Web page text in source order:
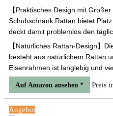
【Praktisches Design mit
Schuhschrank Rattan bietet
deckt damit problemlos den
【Natürliches Rattan-Design】
besteht aus natürlichem Rattan
Eisenrahmen ist langlebig und
Auf Amazon ansehen * Preis
Angebot